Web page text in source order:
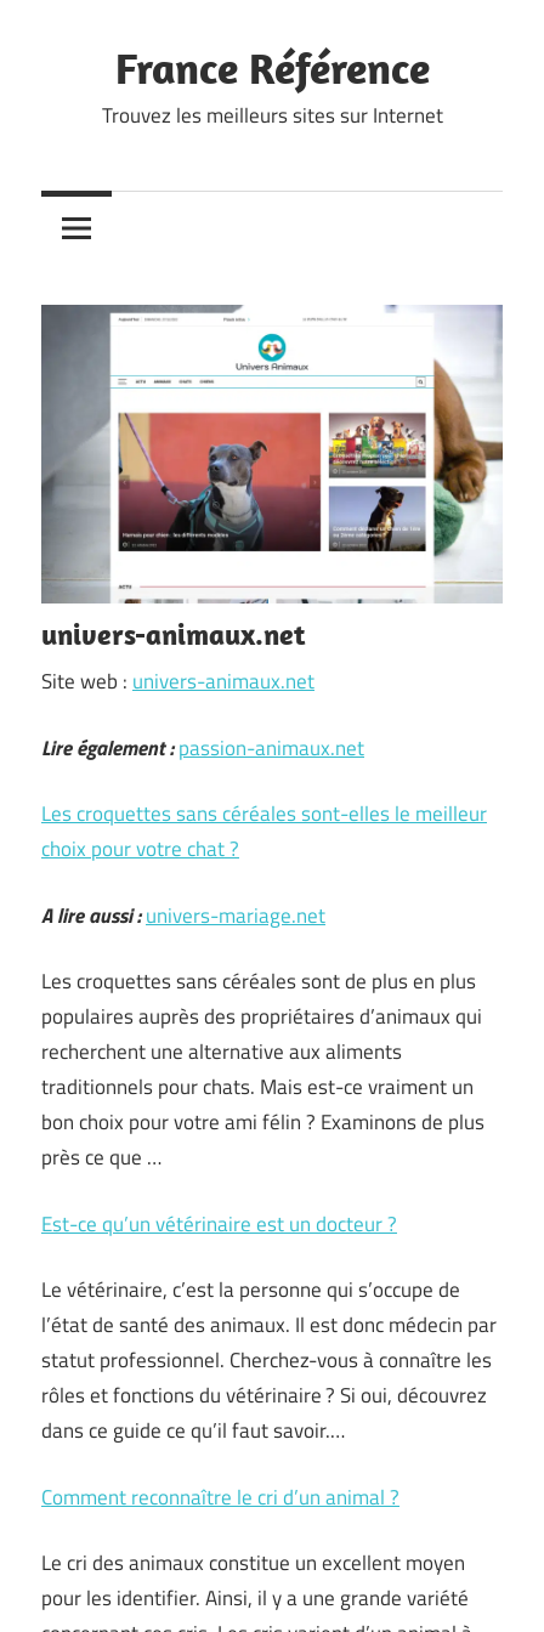
France Référence
Trouvez les meilleurs sites sur Internet
univers-animaux.net
Site web : univers-animaux.net
Lire également :passion-animaux.net
Les croquettes sans céréales sont-elles le meilleur
choix pour votre chat ?
A lire aussi :univers-mariage.net
Les croquettes sans céréales sont de plus en plus
populaires auprès des propriétaires d’animaux qui
recherchent une alternative aux aliments
traditionnels pour chats. Mais est-ce vraiment un
bon choix pour votre ami félin ? Examinons de plus
près ce que …
Est-ce qu’un vétérinaire est un docteur ?
Le vétérinaire, c’est la personne qui s’occupe de
l’état de santé des animaux. Il est donc médecin par
statut professionnel. Cherchez-vous à connaître les
rôles et fonctions du vétérinaire ? Si oui, découvrez
dans ce guide ce qu’il faut savoir.…
Comment reconnaître le cri d’un animal ?
Le cri des animaux constitue un excellent moyen
pour les identifier. Ainsi, il y a une grande variété